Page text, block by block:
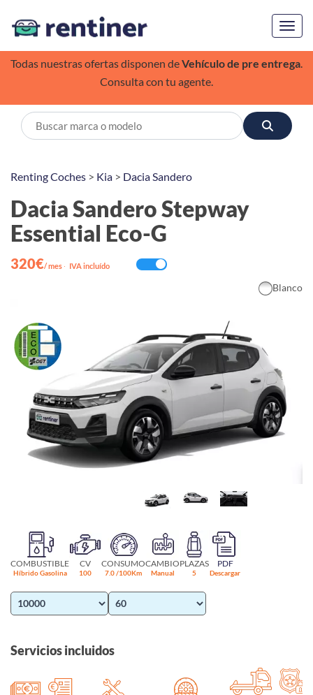
Todas nuestras ofertas disponen deVehículo de pre entrega.
Consulta con tu agente.
Renting Coches > Kia > Dacia Sandero
Dacia Sandero Stepway
Essential Eco-G
320€/ mes · IVA incluído
Blanco
COMBUSTIBLE
Híbrido Gasolina
CV
100
CONSUMO
7.0 /100Km
CAMBIO
Manual
PLAZAS
5
PDF
Descargar
Servicios incluidos